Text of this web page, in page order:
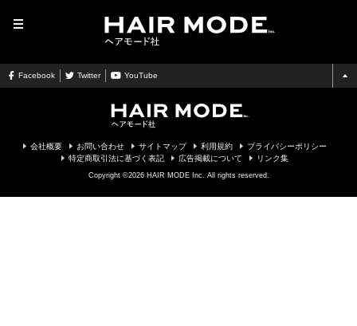
Facebook Twitter YouTube
会社概要 お問い合わせ サイトマップ 利用規約
プライバシーポリシー
特定商取引法に基づく表記
広告掲載について リンク集
Copyright ©2026 HAIR MODE Inc. All rights reserved.